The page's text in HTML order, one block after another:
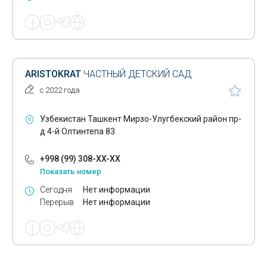
ARISTOKRAT ЧАСТНЫЙ ДЕТСКИЙ САД
с 2022 года
Узбекистан Ташкент Мирзо-Улугбекский район пр-
д 4-й Олтинтепа 83
+998 (99) 308-XX-XX
Показать номер
Сегодня
Перерыв
Нет информации
Нет информации